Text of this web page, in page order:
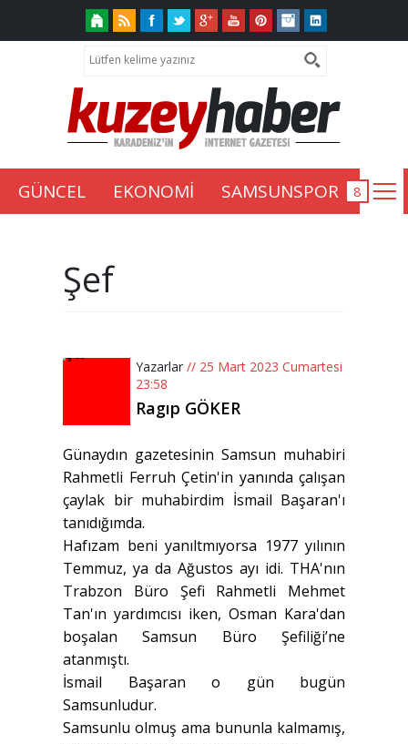
GÜNCEL EKONOMİ SAMSUNSPOR
Şef
Yazarlar // 25 Mart 2023 Cumartesi
23:58
Ragıp GÖKER
Günaydın gazetesinin Samsun muhabiri
Rahmetli Ferruh Çetin'in yanında çalışan
çaylak bir muhabirdim İsmail Başaran'ı
tanıdığımda.
Hafızam beni yanıltmıyorsa 1977 yılının
Temmuz, ya da Ağustos ayı idi. THA'nın
Trabzon Büro Şefi Rahmetli Mehmet
Tan'ın yardımcısı iken, Osman Kara'dan
boşalan Samsun Büro Şefiliği’ne
atanmıştı.
İsmail Başaran o gün bugün
Samsunludur.
Samsunlu olmuş ama bununla kalmamış,